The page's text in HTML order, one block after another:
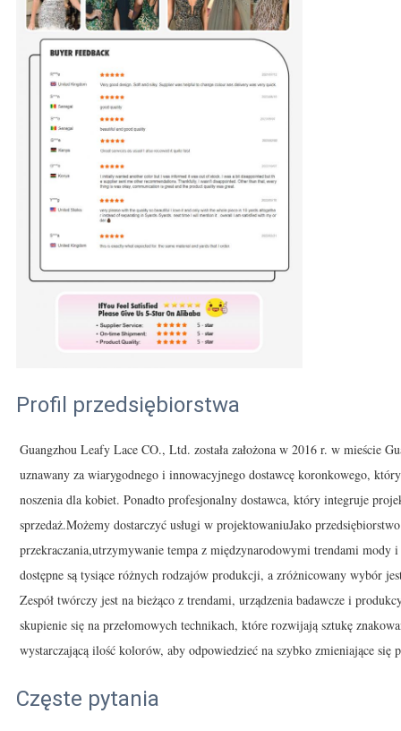
Profil przedsiębiorstwa
Guangzhou Leafy Lace CO., Ltd. została założona w 2016 r. w mieście
uznawany za wiarygodnego i innowacyjnego dostawcę koronkowego,
noszenia dla kobiet. Ponadto profesjonalny dostawca, który integruje
sprzedaż.Możemy dostarczyć usługi w projektowaniuJako
przekraczania,utrzymywanie tempa z międzynarodowymi trendami mody
dostępne są tysiące różnych rodzajów produkcji, a zróżnicowany wybór
Zespół twórczy jest na bieżąco z trendami, urządzenia badawcze i
skupienie się na przełomowych technikach, które rozwijają sztukę
wystarczającą ilość kolorów, aby odpowiedzieć na szybko zmieniające się
Częste pytania